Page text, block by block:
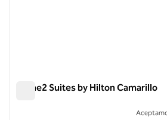
Home2 Suites by Hilton Camarillo